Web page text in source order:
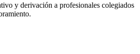
y derivación a profesionales colegiados